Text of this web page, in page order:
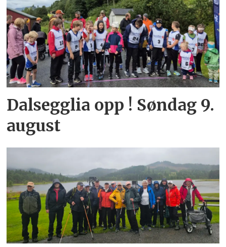
Dalsegglia opp ! Søndag 9.
august